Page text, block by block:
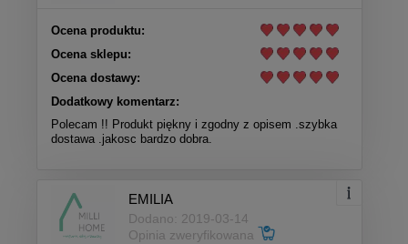
Ocena produktu:
Ocena sklepu:
Ocena dostawy:
Dodatkowy komentarz:
Polecam !! Produkt piękny i zgodny z opisem .szybka
dostawa .jakosc bardzo dobra.
EMILIA
Dodano: 2019-03-14
Opinia zweryfikowana